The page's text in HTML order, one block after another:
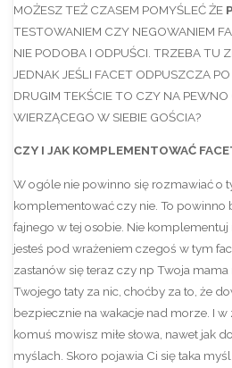
MOŻESZ TEŻ CZASEM POMYŚLEĆ ŻE
TESTOWANIEM CZY NEGOWANIEM
NIE PODOBA I ODPUŚCI. TRZEBA TU
JEDNAK JEŚLI FACET ODPUSZCZA
DRUGIM TEKŚCIE TO CZY NA
WIERZĄCEGO W SIEBIE GOŚCIA?
CZY I JAK KOMPLEMENTOWAĆ
W ogóle nie powinno się rozmawiać o
komplementować czy nie. To powinno
fajnego w tej osobie. Nie
jesteś pod wrażeniem czegoś w tym
zastanów się teraz czy np Twoja
Twojego taty za nic, choćby za to, że
bezpiecznie na wakacje nad morze. I
komuś mowisz miłe słowa, nawet jak
myślach. Skoro pojawia Ci się taka